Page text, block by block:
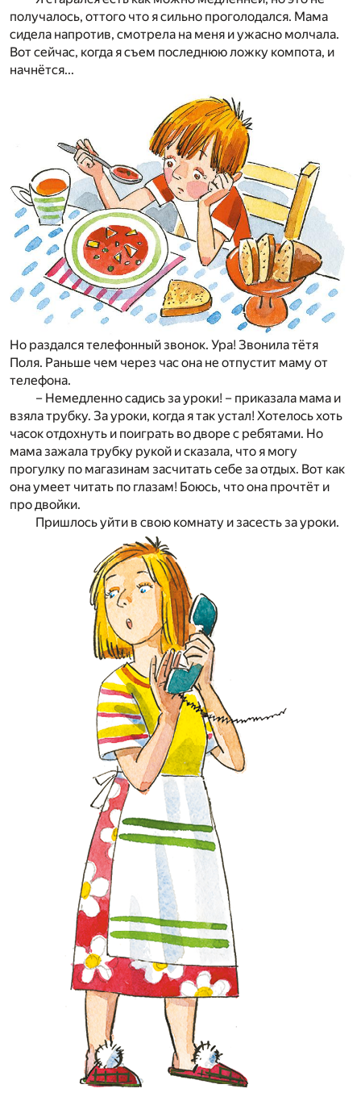
получалось, оттого что я сильно проголодался. Мама
сидела напротив, смотрела на меня и ужасно молчала.
Вот сейчас, когда я съем последнюю ложку компота, и
начнётся...
Но раздался телефонный звонок. Ура! Звонила тётя
Поля. Раньше чем через час она не отпустит маму от
телефона.
– Немедленно садись за уроки! – приказала мама и
взяла трубку. За уроки, когда я так устал! Хотелось хоть
часок отдохнуть и поиграть во дворе с ребятами. Но
мама зажала трубку рукой и сказала, что я могу
прогулку по магазинам засчитать себе за отдых. Вот как
она умеет читать по глазам! Боюсь, что она прочтёт и
про двойки.
Пришлось уйти в свою комнату и засесть за уроки.